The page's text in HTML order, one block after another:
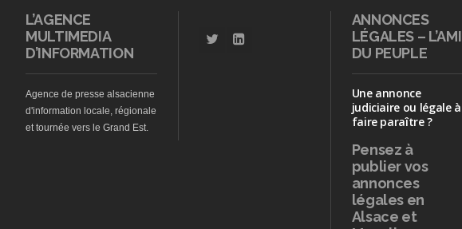
L’AGENCE
MULTIMEDIA
D’INFORMATION
Agence de presse alsacienne
d'information locale, régionale
et tournée vers le Grand Est.
ANNONCES
LÉGALES – L’AMI
DU PEUPLE
Une annonce
judiciaire ou légale à
faire paraître ?
Pensez à
publiervos
annonces
légales en
Alsace et